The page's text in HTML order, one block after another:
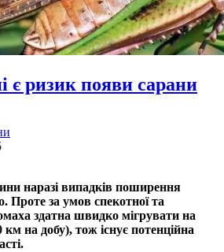
є ризик появи сарани
наразі випадків поширення
Проте за умов спекотної та
здатна швидко мігрувати на
км на добу), тож існує потенційна